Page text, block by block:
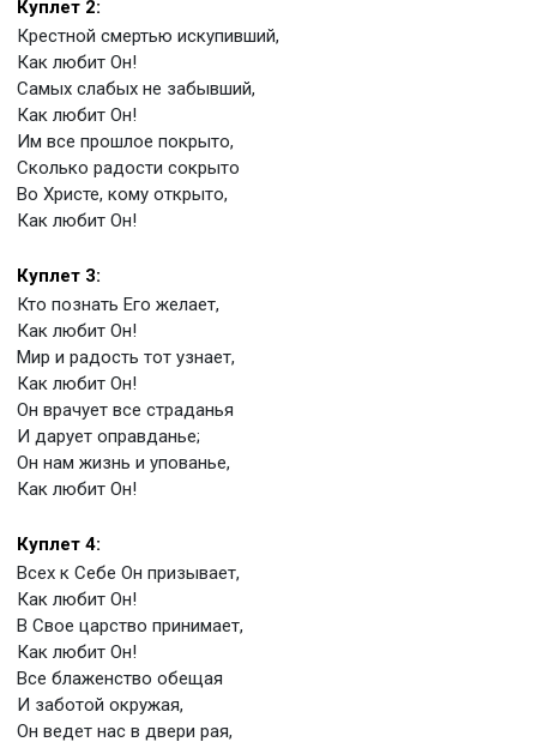
Куплет 2:
Крестной смертью искупивший,
Как любит Он!
Самых слабых не забывший,
Как любит Он!
Им все прошлое покрыто,
Сколько радости сокрыто
Во Христе, кому открыто,
Как любит Он!
Куплет 3:
Кто познать Его желает,
Как любит Он!
Мир и радость тот узнает,
Как любит Он!
Он врачует все страданья
И дарует оправданье;
Он нам жизнь и упованье,
Как любит Он!
Куплет 4:
Всех к Себе Он призывает,
Как любит Он!
В Свое царство принимает,
Как любит Он!
Все блаженство обещая
И заботой окружая,
Он ведет нас в двери рая,